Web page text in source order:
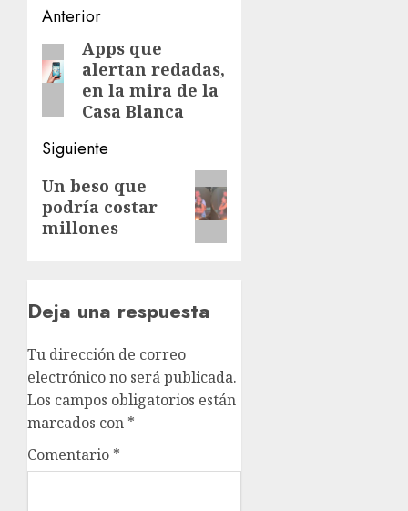
Navegación
de
entradas
Anterior
Entrada
anterior:
Apps que
alertan redadas,
en la mira de la
Casa Blanca
Siguiente
Siguiente
entrada:
Un beso que
podría costar
millones
Deja una respuesta
Tu dirección de correo
electrónico no será publicada.
Los campos obligatorios están
marcados con *
Comentario *